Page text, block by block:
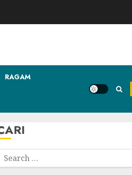
RAGAM
Search